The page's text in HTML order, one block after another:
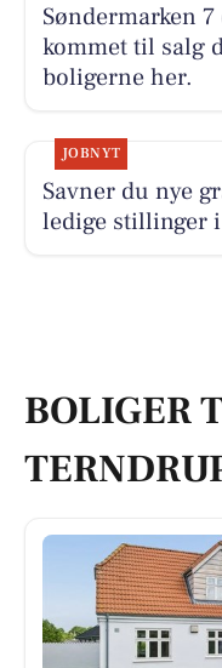
Søndermarken
kommet til salg
boligerne her.
JOBNYT
Savner du nye
ledige stillinger
BOLIGER